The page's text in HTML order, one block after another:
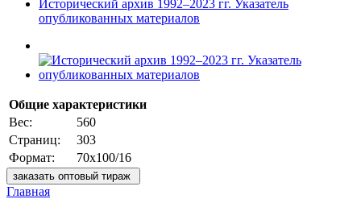
Исторический архив 1992–2023 гг. Указатель
опубликованных материалов
Общие характеристики
Вес:
560
Страниц:
303
Формат:
70x100/16
заказать оптовый тираж
Главная